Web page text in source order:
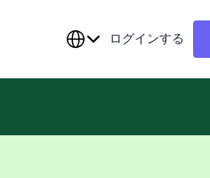
ログインする